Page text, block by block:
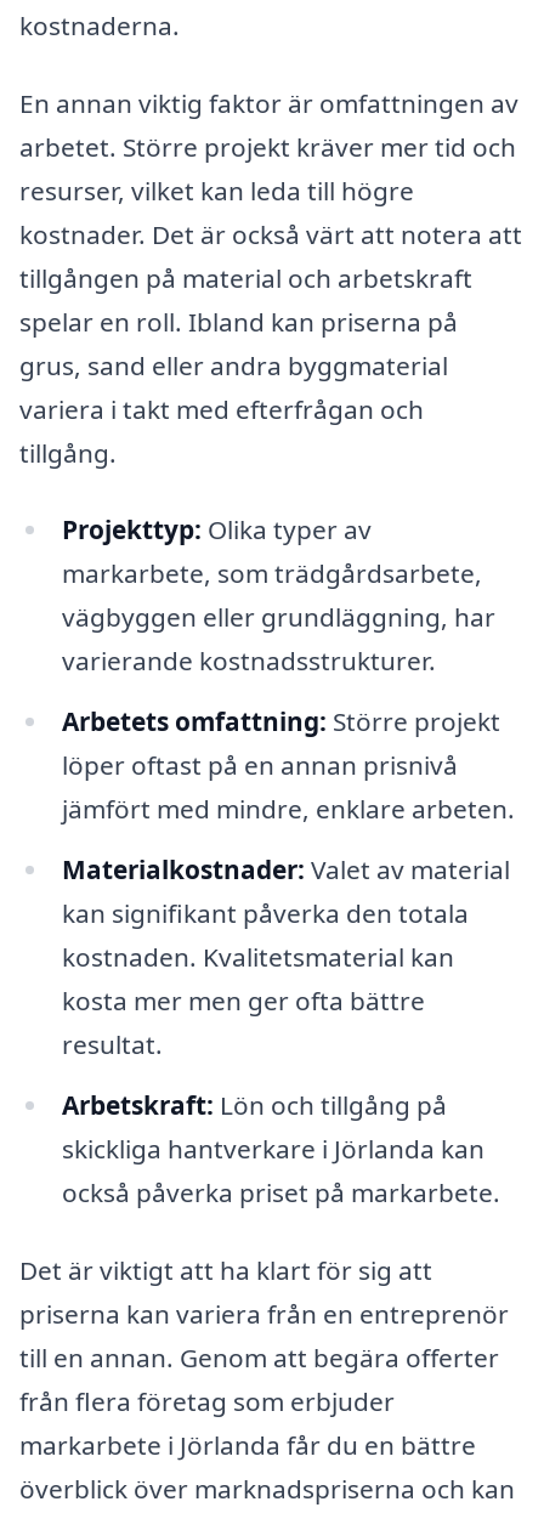
kostnaderna.
En annan viktig faktor är omfattningen av
arbetet. Större projekt kräver mer tid och
resurser, vilket kan leda till högre
kostnader. Det är också värt att notera att
tillgången på material och arbetskraft
spelar en roll. Ibland kan priserna på
grus, sand eller andra byggmaterial
variera i takt med efterfrågan och
tillgång.
Projekttyp: Olika typer av
markarbete, som trädgårdsarbete,
vägbyggen eller grundläggning, har
varierande kostnadsstrukturer.
Arbetets omfattning: Större projekt
löper oftast på en annan prisnivå
jämfört med mindre, enklare arbeten.
Materialkostnader: Valet av material
kan signifikant påverka den totala
kostnaden. Kvalitetsmaterial kan
kosta mer men ger ofta bättre
resultat.
Arbetskraft: Lön och tillgång på
skickliga hantverkare i Jörlanda kan
också påverka priset på markarbete.
Det är viktigt att ha klart för sig att
priserna kan variera från en entreprenör
till en annan. Genom att begära offerter
från flera företag som erbjuder
markarbete i Jörlanda får du en bättre
överblick över marknadspriserna och kan